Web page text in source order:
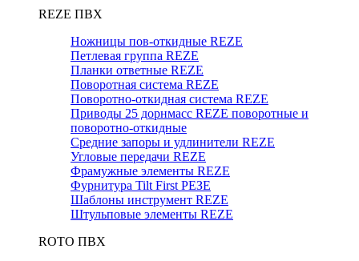
REZE ПВХ
Ножницы пов-откидные REZE
Петлевая группа REZE
Планки ответные REZE
Поворотная система REZE
Поворотно-откидная система REZE
Приводы 25 дорнмасс REZE поворотные и
поворотно-откидные
Средние запоры и удлинители REZE
Угловые передачи REZE
Фрамужные элементы REZE
Фурнитура Tilt First РЕЗЕ
Шаблоны инструмент REZE
Штульповые элементы REZE
RОTO ПВХ